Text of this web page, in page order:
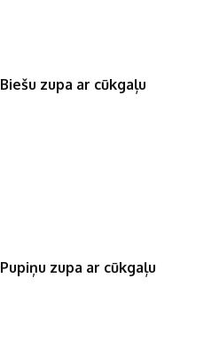
Biešu zupa ar cūkgaļu
Pupiņu zupa ar cūkgaļu